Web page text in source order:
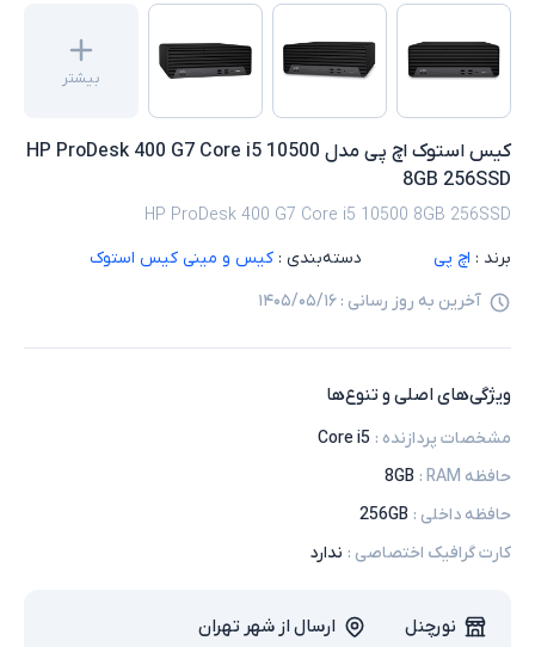
بیشتر
کیس استوک اچ پی مدل HP ProDesk 400 G7 Core i5 10500
8GB 256SSD
HP ProDesk 400 G7 Core i5 10500 8GB 256SSD
برند : اچ پی دسته‌بندی : کیس و مینی کیس استوک
آخرین به روز رسانی : ۱۴۰۵/۰۵/۱۶
ویژگی‌های اصلی و تنوع‌ها
مشخصات پردازنده :
Core i5
حافظه RAM
:
8GB
حافظه داخلی :
256GB
کارت گرافیک اختصاصی : ندارد
نورچنل ارسال از شهر تهران